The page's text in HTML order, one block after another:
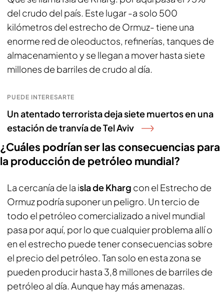
del crudo del país. Este lugar -a solo 500
kilómetros del estrecho de Ormuz- tiene una
enorme red de oleoductos, refinerías, tanques de
almacenamiento y se llegan a mover hasta siete
millones de barriles de crudo al día.
PUEDE INTERESARTE
Un atentado terrorista deja siete muertos en una
estación de tranvía de Tel Aviv
¿Cuáles podrían ser las consecuencias para
la producción de petróleo mundial?
La cercanía de la isla de Kharg con el Estrecho de
Ormuz podría suponer un peligro. Un tercio de
todo el petróleo comercializado a nivel mundial
pasa por aquí, por lo que cualquier problema allí o
en el estrecho puede tener consecuencias sobre
el precio del petróleo. Tan solo en esta zona se
pueden producir hasta 3,8 millones de barriles de
petróleo al día. Aunque hay más amenazas.